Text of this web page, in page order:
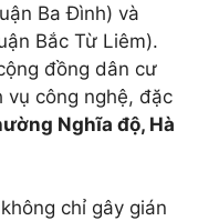
Ba Đình) và
Bắc Từ Liêm).
đồng dân cư
vụ công nghệ, đặc
Nghĩa độ, Hà
chỉ gây gián